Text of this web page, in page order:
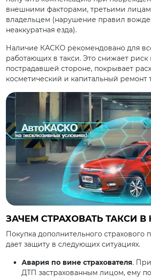
внешними факторами, третьими
владельцем (нарушение правил
неаккуратная езда).
Наличие КАСКО рекомендовано для
работающих в такси. Это снижает риск
пострадавшей стороне, покрывает
косметический и капитальный ремонт
ЗАЧЕМ СТРАХОВАТЬ ТАКСИ В
Покупка дополнительного страхового
дает защиту в следующих ситуациях.
Авария по вине страхователя.
ДТП застрахованным лицом, ему